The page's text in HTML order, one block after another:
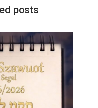
posts